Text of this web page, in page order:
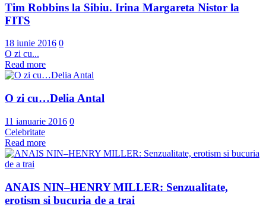
Tim Robbins la Sibiu. Irina Margareta Nistor la
FITS
18 iunie 2016 0
O zi cu...
Read more
O zi cu…Delia Antal
11 ianuarie 2016 0
Celebritate
Read more
ANAIS NIN–HENRY MILLER: Senzualitate,
erotism si bucuria de a trai